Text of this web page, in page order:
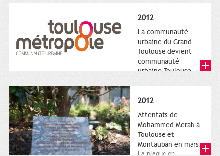
2012
La communauté
urbaine du Grand
Toulouse devient
communauté
urbaine Toulouse
Métropole,
représentant l'anneau
de Moëbius.
2012
Attentats de
Mohammed Merah à
Toulouse et
Montauban en mars.
La plaque en